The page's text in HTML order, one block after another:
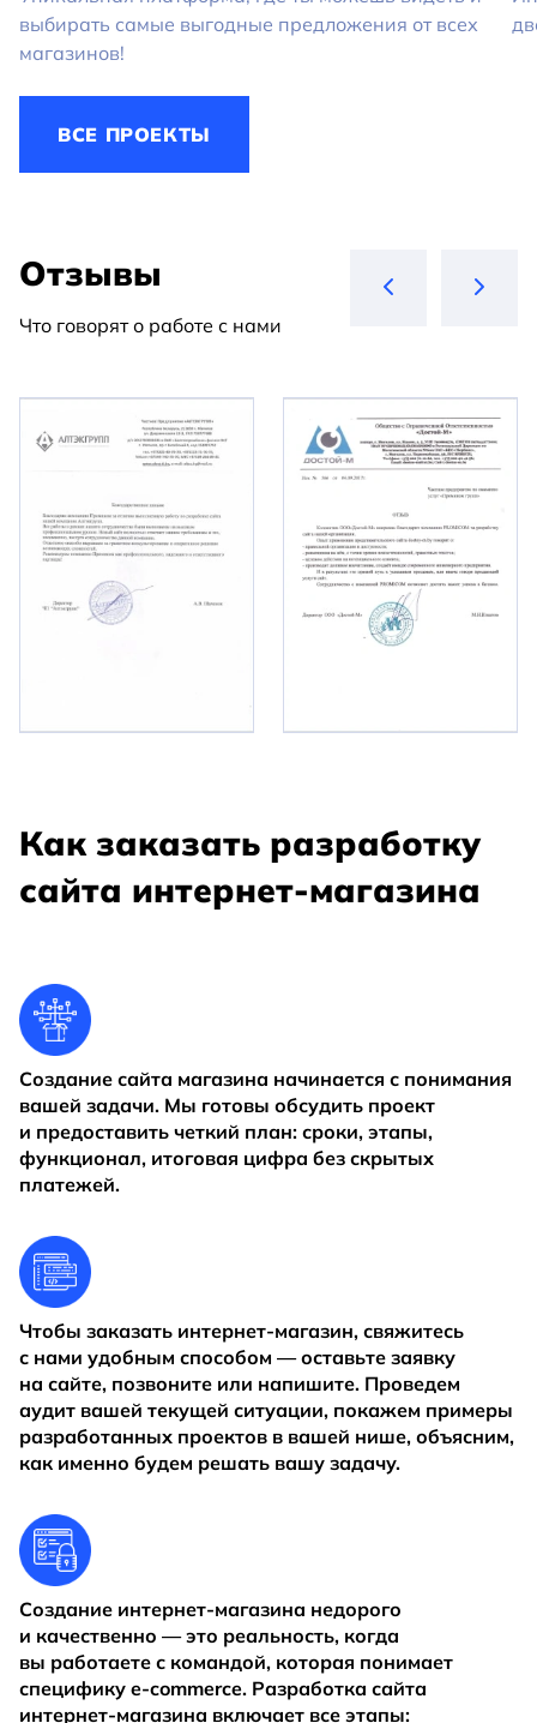
выбирать самые выгодные предложения от всех
магазинов!
ВСЕ ПРОЕКТЫ
Отзывы
Что говорят о работе с нами
Как заказать разработку
сайта интернет-магазина
Создание сайта магазина начинается с понимания
вашей задачи. Мы готовы обсудить проект
и предоставить четкий план: сроки, этапы,
функционал, итоговая цифра без скрытых
платежей.
Чтобы заказать интернет-магазин, свяжитесь
с нами удобным способом — оставьте заявку
на сайте, позвоните или напишите. Проведем
аудит вашей текущей ситуации, покажем примеры
разработанных проектов в вашей нише, объясним,
как именно будем решать вашу задачу.
Создание интернет-магазина недорого
и качественно — это реальность, когда
вы работаете с командой, которая понимает
специфику e-commerce. Разработка сайта
интернет-магазина включает все этапы: